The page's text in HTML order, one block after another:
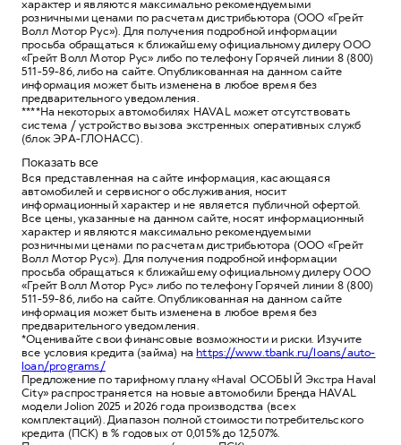
характер и являются максимально рекомендуемыми
розничными ценами по расчетам дистрибьютора (ООО «Грейт
Волл Мотор Рус»). Для получения подробной информации
просьба обращаться к ближайшему официальному дилеру ООО
«Грейт Волл Мотор Рус» либо по телефону Горячей линии 8 (800)
511-59-86, либо на сайте. Опубликованная на данном сайте
информация может быть изменена в любое время без
предварительного уведомления.
****На некоторых автомобилях HAVAL может отсутствовать
система / устройство вызова экстренных оперативных служб
(блок ЭРА-ГЛОНАСС).
Показать все
Вся представленная на сайте информация, касающаяся
автомобилей и сервисного обслуживания, носит
информационный характер и не является публичной офертой.
Все цены, указанные на данном сайте, носят информационный
характер и являются максимально рекомендуемыми
розничными ценами по расчетам дистрибьютора (ООО «Грейт
Волл Мотор Рус»). Для получения подробной информации
просьба обращаться к ближайшему официальному дилеру ООО
«Грейт Волл Мотор Рус» либо по телефону Горячей линии 8 (800)
511-59-86, либо на сайте. Опубликованная на данном сайте
информация может быть изменена в любое время без
предварительного уведомления.
*Оценивайте свои финансовые возможности и риски. Изучите
все условия кредита (займа) наhttps://www.tbank.ru/loans/auto-
loan/programs/
Предложение по тарифному плану «Haval ОСОБЫЙ Экстра Haval
City» распространяется на новые автомобили Бренда HAVAL
модели Jolion 2025 и 2026 года производства (всех
комплектаций). Диапазон полной стоимости потребительского
кредита (ПСК) в % годовых от 0,015% до 12,507%.